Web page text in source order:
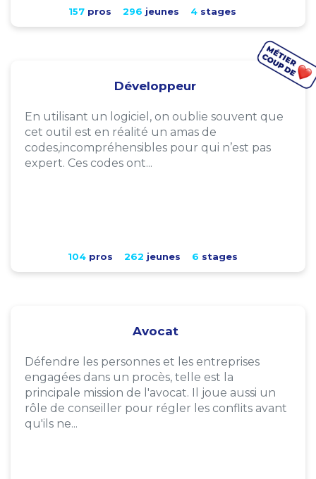
157 pros 296 jeunes 4 stages
Développeur
En utilisant un logiciel, on oublie souvent que
cet outil est en réalité un amas de
codes,incompréhensibles pour qui n’est pas
expert. Ces codes ont...
104pros 262 jeunes 6 stages
Avocat
Défendre les personnes et les entreprises
engagées dans un procès, telle est la
principale mission de l'avocat. Il joue aussi un
rôle de conseiller pour régler les conflits avant
qu'ils ne...